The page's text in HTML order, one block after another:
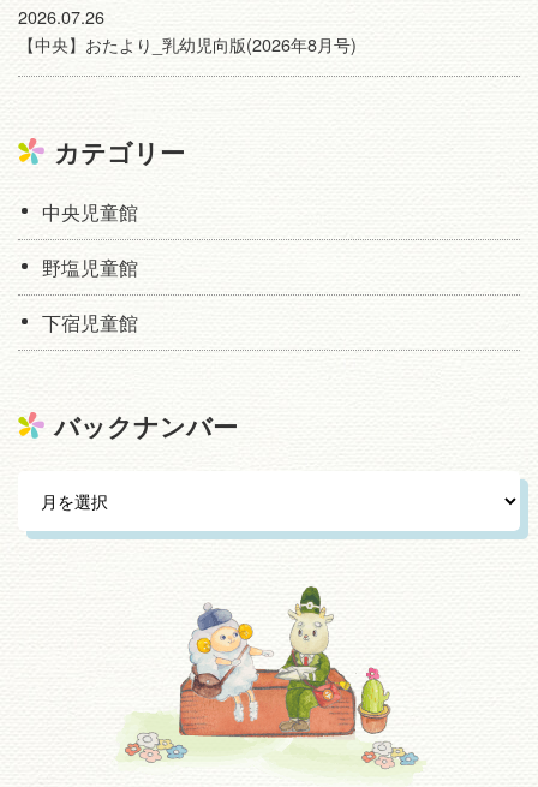
2026.07.26
【中央】おたより_乳幼児向版(2026年8月号)
カテゴリー
中央児童館
野塩児童館
下宿児童館
バックナンバー